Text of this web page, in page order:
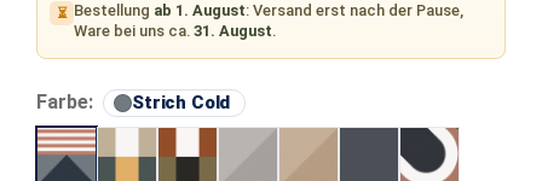
⏳ Bestellung ab 1. August: Versand erst nach der Pause,
Ware bei uns ca.31. August.
Farbe: Strich Cold auswählen